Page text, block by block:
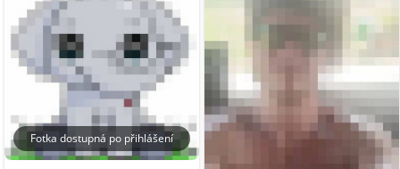
Fotka dostupná po přihlášení